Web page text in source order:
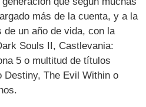
más de la cuenta, y a la
de un año de vida, con la
Souls II, Castlevania:
5 o multitud de títulos
Destiny, The Evil Within o